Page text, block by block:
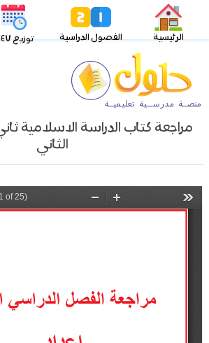
الرئيسية الفصول الدراسية توزيع ١٤٤٧
مراجعة كتاب الدراسة الاسلامية
الثاني